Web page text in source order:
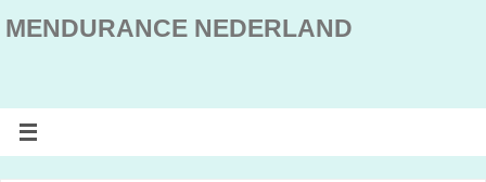
MENDURANCE NEDERLAND